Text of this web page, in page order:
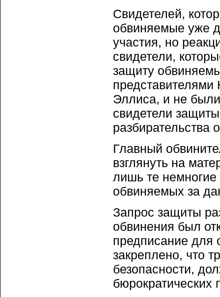
Свидетелей,
обвиняемые уже
участия, но
свидетели,
защиту
Эллиса, и не
свидетели
Главный
взглянуть на
лишь те немногие
обвиняемых за
Запрос защиты
обвинения был
предписание для
закреплено, что
безопасности,
бюрократических